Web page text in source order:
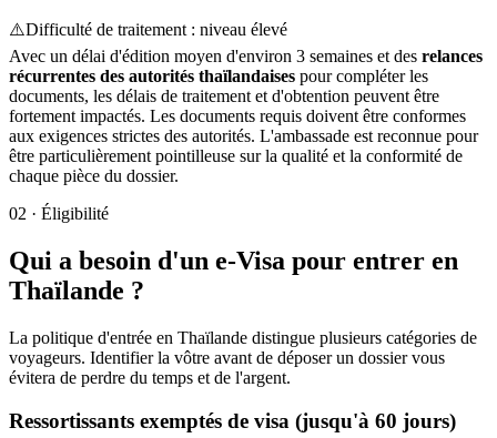
⚠️Difficulté de traitement : niveau élevé
Avec un délai d'édition moyen d'environ 3 semaines et des relances
récurrentes des autorités thaïlandaises pour compléter les
documents, les délais de traitement et d'obtention peuvent être
fortement impactés. Les documents requis doivent être conformes
aux exigences strictes des autorités. L'ambassade est reconnue pour
être particulièrement pointilleuse sur la qualité et la conformité de
chaque pièce du dossier.
02 · Éligibilité
Qui a besoin d'un e-Visa pour entrer en
Thaïlande ?
La politique d'entrée en Thaïlande distingue plusieurs catégories de
voyageurs. Identifier la vôtre avant de déposer un dossier vous
évitera de perdre du temps et de l'argent.
Ressortissants exemptés de visa (jusqu'à 60 jours)